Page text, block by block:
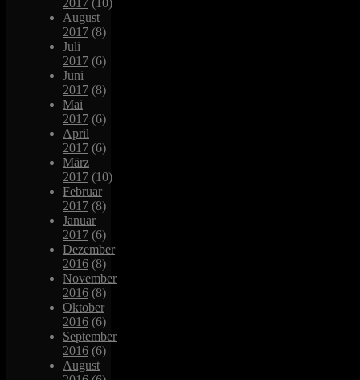
August
2017 (8)
Juli
2017 (6)
Juni
2017 (8)
Mai
2017 (6)
April
2017 (6)
März
2017 (10)
Februar
2017 (8)
Januar
2017 (6)
Dezember
2016 (8)
November
2016 (8)
Oktober
2016 (6)
September
2016 (6)
August